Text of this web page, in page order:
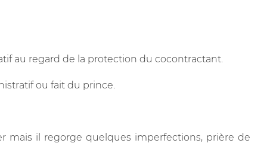
au regard de la protection du cocontractant.
ou fait du prince.
mais il regorge quelques imperfections, prière de